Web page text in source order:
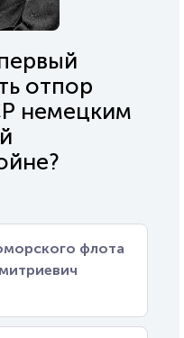
отпор
немецким
флота